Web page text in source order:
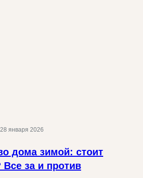
дома зимой: стоит
Все за и против
28 января 2026